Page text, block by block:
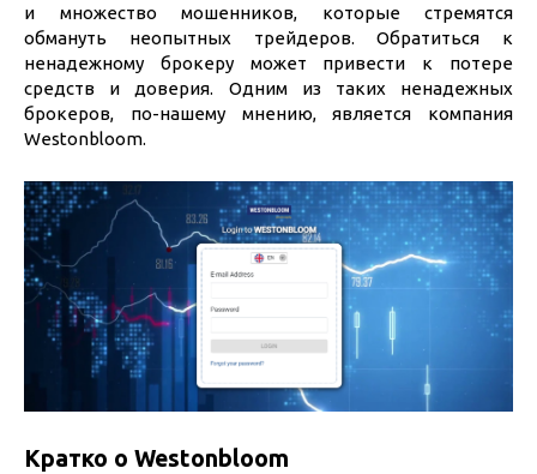
и множество мошенников, которые стремятся
обмануть неопытных трейдеров. Обратиться к
ненадежному брокеру может привести к потере
средств и доверия. Одним из таких ненадежных
брокеров, по-нашему мнению, является компания
Westonbloom.
Кратко о Westonbloom